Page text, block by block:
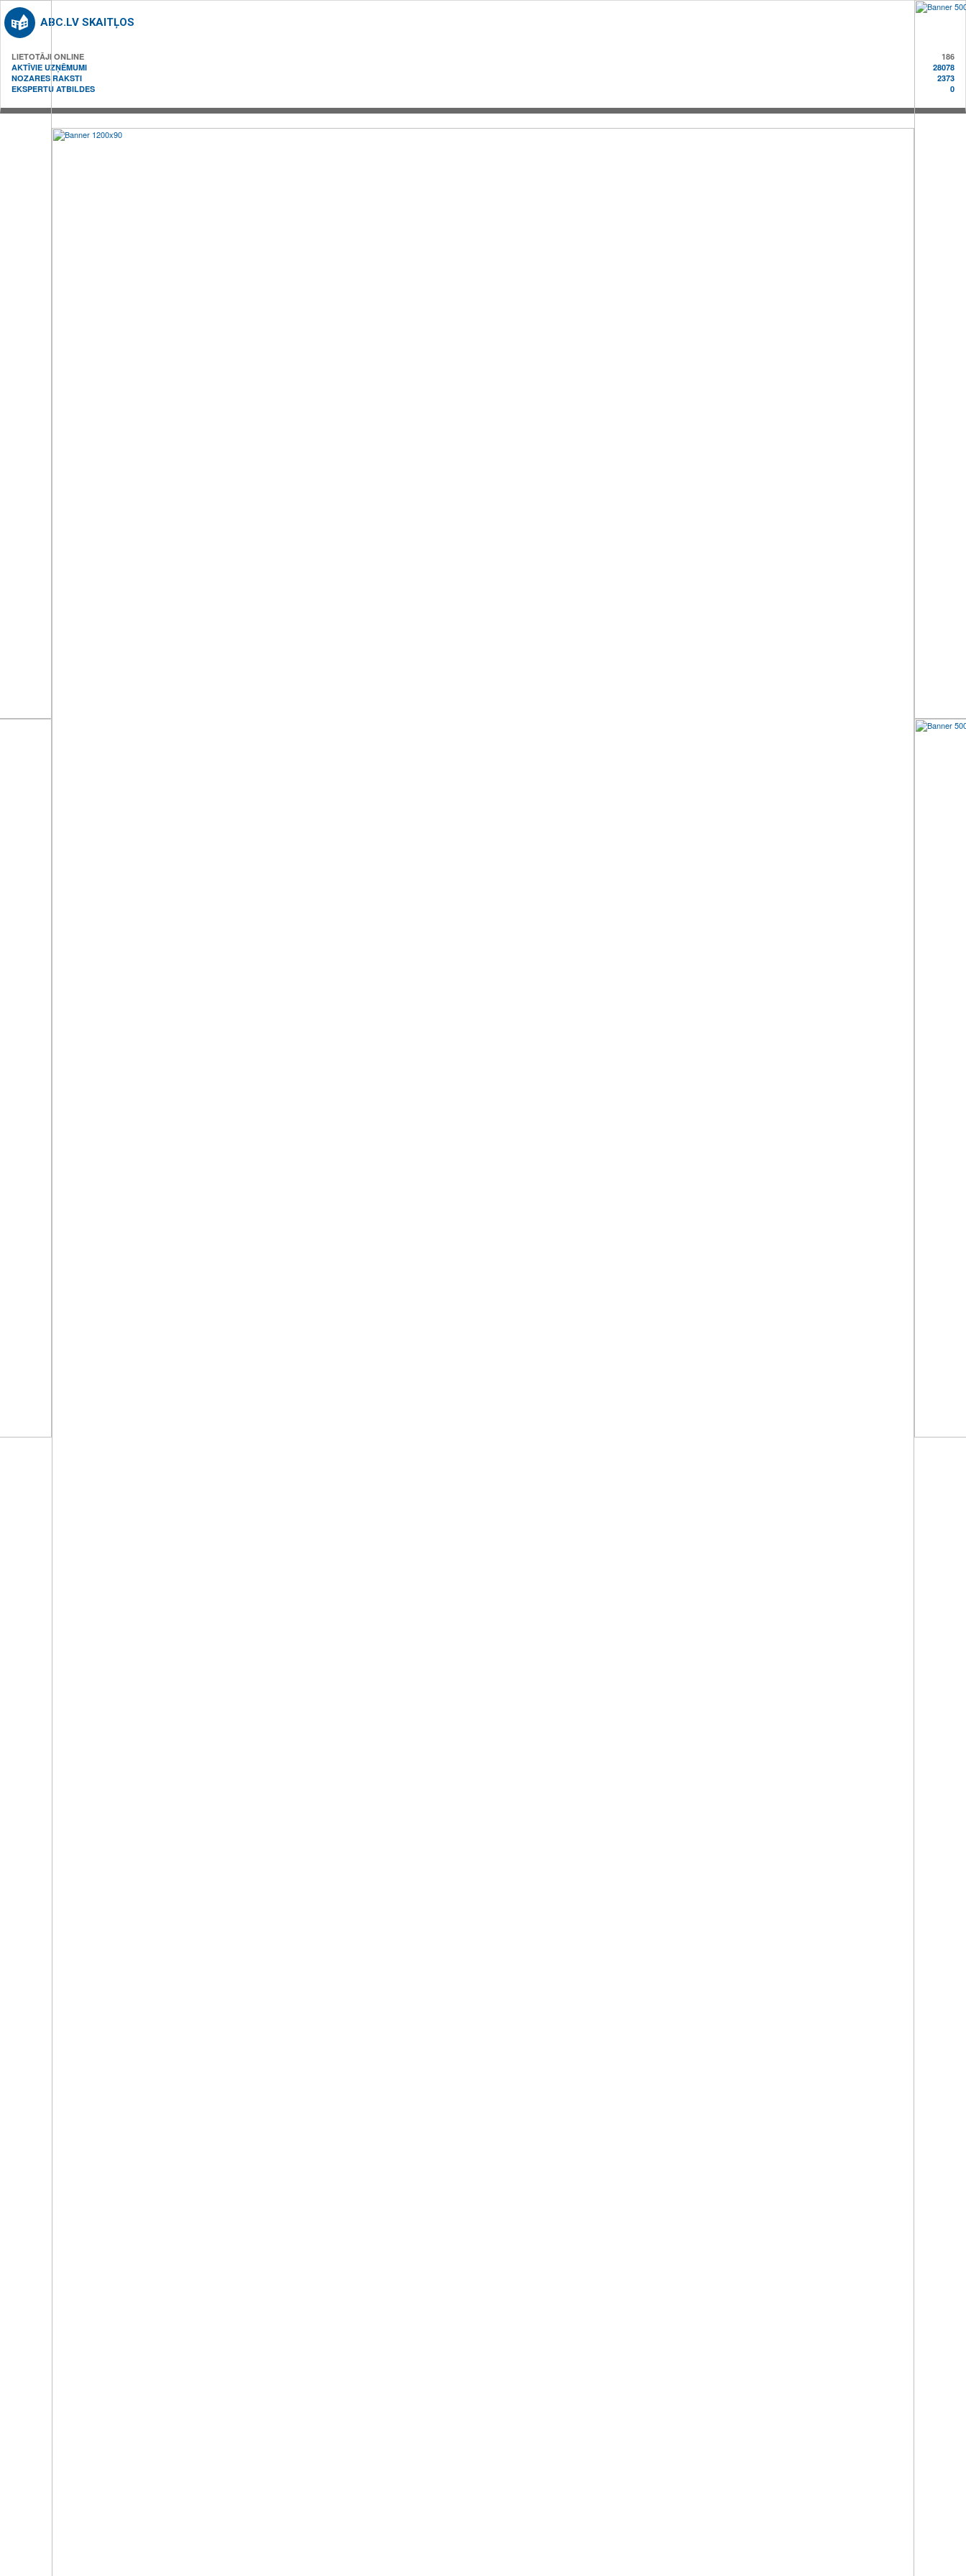
ABC.LV SKAITĻOS
LIETOTĀJI ONLINE
186
AKTĪVIE UZŅĒMUMI
28078
NOZARES RAKSTI
2373
EKSPERTU ATBILDES
0